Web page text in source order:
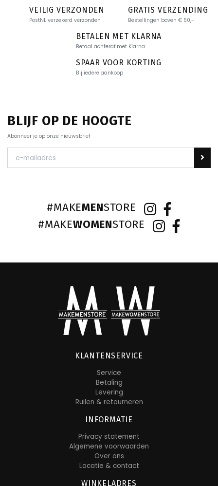
VEILIG VERZONDEN
PostNL verzekerd verzonden
GRATIS VERZENDING
Bestellingen boven € 50,-
BETALEN MET KLARNA
Betaal achteraf met Klarna
SPAAR VOOR KORTING
Bij iedere aankoop
BLIJF OP DE HOOGTE
Abonneer je op onze nieuwsbrief
#MAKEMENSTORE
#MAKEWOMENSTORE
KLANTENSERVICE
Service
Betaling
Levering
Ruilen & retourneren
INFORMATIE
Privacy statement
Algemene voorwaarden
Over ons
Locatie & contact
WINKELADRES